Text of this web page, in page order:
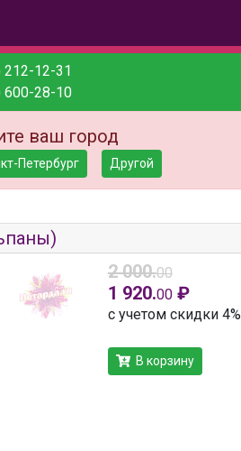
212-12-31
600-28-10
ваш город
Петербург Другой
2 000.00
1 920.00₽
с учетом скидки 4%
В корзину